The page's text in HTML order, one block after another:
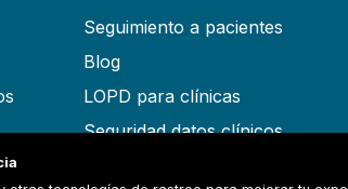
Seguimiento a pacientes
Blog
LOPD para clínicas
Seguridad datos clínicos